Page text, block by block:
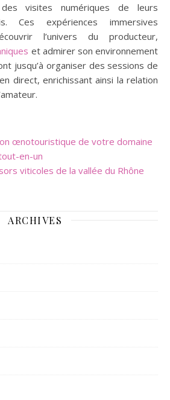
visites numériques de leurs
Ces expériences immersives
l’univers du producteur,
et admirer son environnement
jusqu’à organiser des sessions de
direct, enrichissant ainsi la relation
œnotouristique de votre domaine
en-un
viticoles de la vallée du Rhône
ARCHIVES